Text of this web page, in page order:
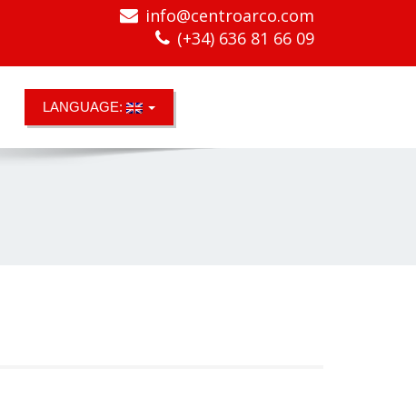
info@centroarco.com
(+34) 636 81 66 09
LANGUAGE: